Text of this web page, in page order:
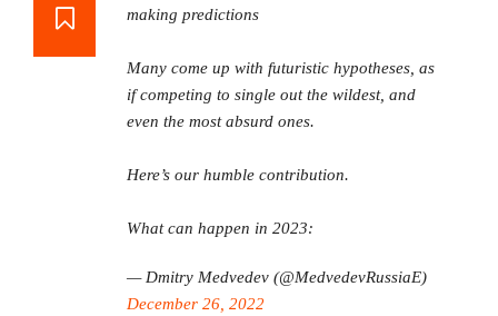
making predictions
Many come up with futuristic hypotheses, as
if competing to single out the wildest, and
even the most absurd ones.
Here’s our humble contribution.
What can happen in 2023:
— Dmitry Medvedev (@MedvedevRussiaE)
December 26, 2022